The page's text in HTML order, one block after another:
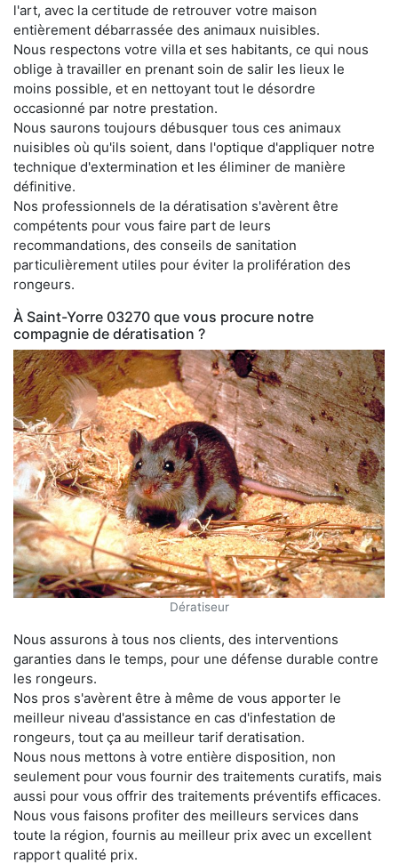
l'art, avec la certitude de retrouver votre maison
entièrement débarrassée des animaux nuisibles.
Nous respectons votre villa et ses habitants, ce qui nous
oblige à travailler en prenant soin de salir les lieux le
moins possible, et en nettoyant tout le désordre
occasionné par notre prestation.
Nous saurons toujours débusquer tous ces animaux
nuisibles où qu'ils soient, dans l'optique d'appliquer notre
technique d'extermination et les éliminer de manière
définitive.
Nos professionnels de la dératisation s'avèrent être
compétents pour vous faire part de leurs
recommandations, des conseils de sanitation
particulièrement utiles pour éviter la prolifération des
rongeurs.
À Saint-Yorre 03270 que vous procure notre
compagnie de dératisation ?
Dératiseur
Nous assurons à tous nos clients, des interventions
garanties dans le temps, pour une défense durable contre
les rongeurs.
Nos pros s'avèrent être à même de vous apporter le
meilleur niveau d'assistance en cas d'infestation de
rongeurs, tout ça au meilleur tarif deratisation.
Nous nous mettons à votre entière disposition, non
seulement pour vous fournir des traitements curatifs, mais
aussi pour vous offrir des traitements préventifs efficaces.
Nous vous faisons profiter des meilleurs services dans
toute la région, fournis au meilleur prix avec un excellent
rapport qualité prix.